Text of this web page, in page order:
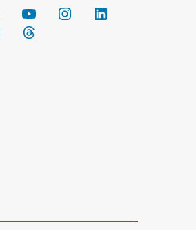
YouTube Instagram
WhatsApp